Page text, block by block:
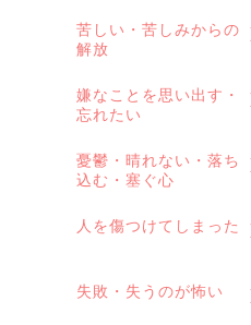
苦しい・苦しみからの
解放
嫌なことを思い出す・
忘れたい
憂鬱・晴れない・落ち
込む・塞ぐ心
人を傷つけてしまった
失敗・失うのが怖い